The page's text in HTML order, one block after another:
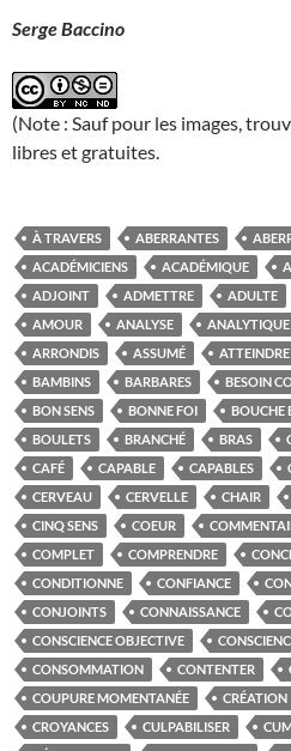
Serge Baccino
(Note : Sauf pour les images,
libres et gratuites.
À TRAVERS ABERRANTES
ACADÉMICIENS
ACADÉMIQUE
ADJOINT
ADMETTRE ADULTE
AMOUR
ANALYSE ANALYTIQUE
ARRONDIS
ASSUMÉ ATTEINDRE
BAMBINS
BARBARES BESOIN
BON SENS
BONNE FOI BOUCHE
BOULETS
BRANCHÉ BRAS
CAFÉ
CAPABLE CAPABLES
CERVEAU
CERVELLE CHAIR
CINQ SENS
COEUR
COMPLET
COMPRENDRE
CONDITIONNE
CONFIANCE
CONJOINTS
CONNAISSANCE
CONSCIENCE OBJECTIVE
CONSOMMATION
CONTENTER
COUPURE MOMENTANÉE
CRÉATION
CROYANCES
CULPABILISER